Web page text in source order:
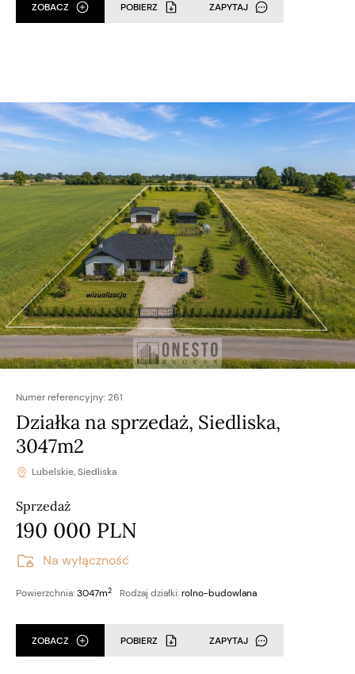
ZOBACZ POBIERZ ZAPYTAJ
Na wyłączność
Numer referencyjny:261
Działka na sprzedaż, Siedliska,
3047m2
Lubelskie, Siedliska
Sprzedaż
190 000 PLN
Powierzchnia:3047m2 Rodzaj działki:rolno-budowlana
ZOBACZ POBIERZ ZAPYTAJ